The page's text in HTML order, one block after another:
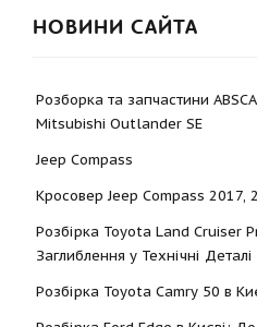
НОВИНИ САЙТА
Розборка та запчастини
Mitsubishi Outlander SE
Jeep Compass
Кросовер Jeep Compass 2017,
Розбірка Toyota Land Cruiser
Заглиблення у Технічні Деталі
Розбірка Toyota Camry 50 в